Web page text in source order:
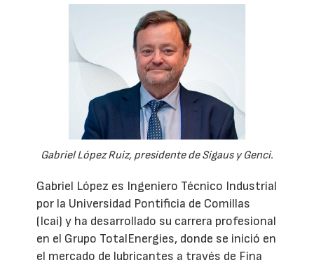
Gabriel López Ruiz, presidente de Sigaus y Genci.
Gabriel López es Ingeniero Técnico Industrial
por la Universidad Pontificia de Comillas
(Icai) y ha desarrollado su carrera profesional
en el Grupo TotalEnergies, donde se inició en
el mercado de lubricantes a través de Fina